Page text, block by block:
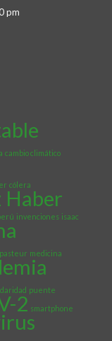
pm
cambio climático
cólera
Haber
invenciones isaac
medicina
puente
2 smartphone